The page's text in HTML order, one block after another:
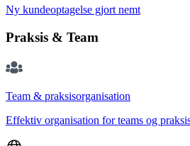
Ny kundeoptagelse gjort nemt
Praksis & Team
Team & praksisorganisation
Effektiv organisation for teams og